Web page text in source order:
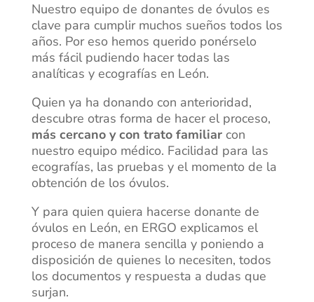
Nuestro equipo de donantes de óvulos es
clave para cumplir muchos sueños todos los
años. Por eso hemos querido ponérselo
más fácil pudiendo hacer todas las
analíticas y ecografías en León.
Quien ya ha donando con anterioridad,
descubre otras forma de hacer el proceso,
más cercano y con trato familiarcon
nuestro equipo médico. Facilidad para las
ecografías, las pruebas y el momento de la
obtención de los óvulos.
Y para quien quiera hacerse donante de
óvulos en León, en ERGO explicamos el
proceso de manera sencilla y poniendo a
disposición de quienes lo necesiten, todos
los documentos y respuesta a dudas que
surjan.